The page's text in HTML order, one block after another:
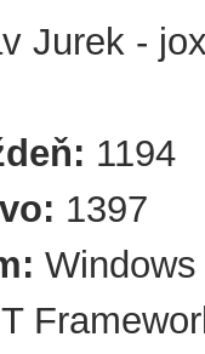
Jurek -
1194
1397